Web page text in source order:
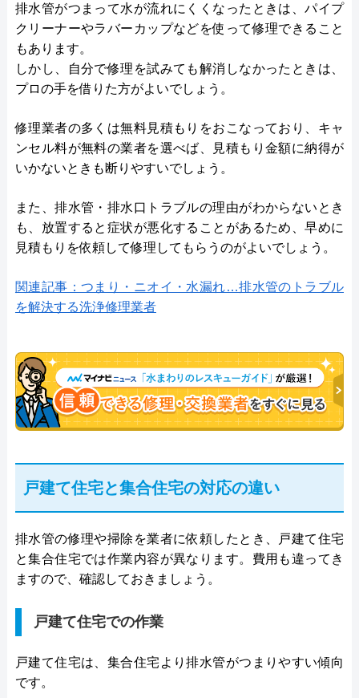
排水管がつまって水が流れにくくなったときは、パイプ
クリーナーやラバーカップなどを使って修理できること
もあります。
しかし、自分で修理を試みても解消しなかったときは、
プロの手を借りた方がよいでしょう。
修理業者の多くは無料見積もりをおこなっており、キャ
ンセル料が無料の業者を選べば、見積もり金額に納得が
いかないときも断りやすいでしょう。
また、排水管・排水口トラブルの理由がわからないとき
も、放置すると症状が悪化することがあるため、早めに
見積もりを依頼して修理してもらうのがよいでしょう。
関連記事：つまり・ニオイ・水漏れ…排水管のトラブル
を解決する洗浄修理業者
戸建て住宅と集合住宅の対応の違い
排水管の修理や掃除を業者に依頼したとき、戸建て住宅
と集合住宅では作業内容が異なります。費用も違ってき
ますので、確認しておきましょう。
戸建て住宅での作業
戸建て住宅は、集合住宅より排水管がつまりやすい傾向
です。